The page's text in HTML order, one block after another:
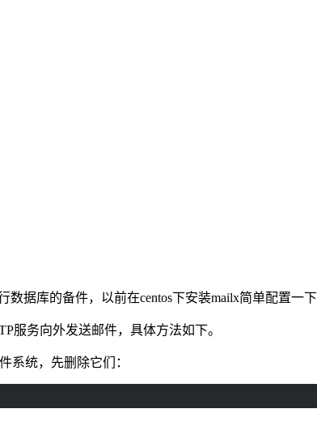
数据库的备件，以前在centos下安装mailx简单配置一
服务向外发送邮件，具体方法如下。
系统，先删除它们：